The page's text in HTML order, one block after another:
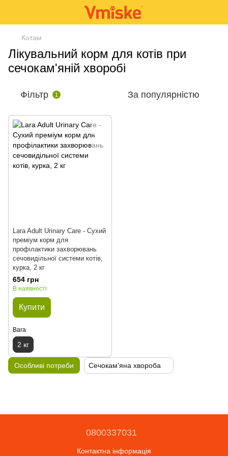
Котам
Лікувальний корм для котів при
сечокам'яній хворобі
Фільтр 1 За популярністю
Lara Adult Urinary Care - Сухий
преміум корм для
профілактики захворювань
сечовидільної системи котів,
курка, 2 кг
654 грн
В наявності
Купити
Вага
2 кг
Особливі потреби Сечокам’яна хвороба
0800337031
Контактна інформація